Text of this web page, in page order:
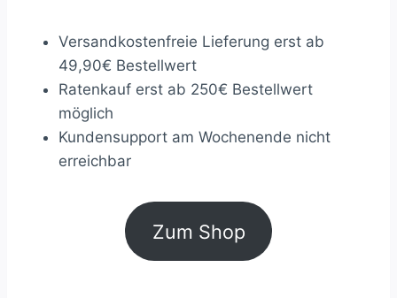
Versandkostenfreie Lieferung erst ab
49,90€ Bestellwert
Ratenkauf erst ab 250€ Bestellwert
möglich
Kundensupport am Wochenende nicht
erreichbar
Zum Shop